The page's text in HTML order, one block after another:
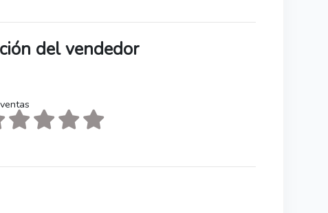
del vendedor